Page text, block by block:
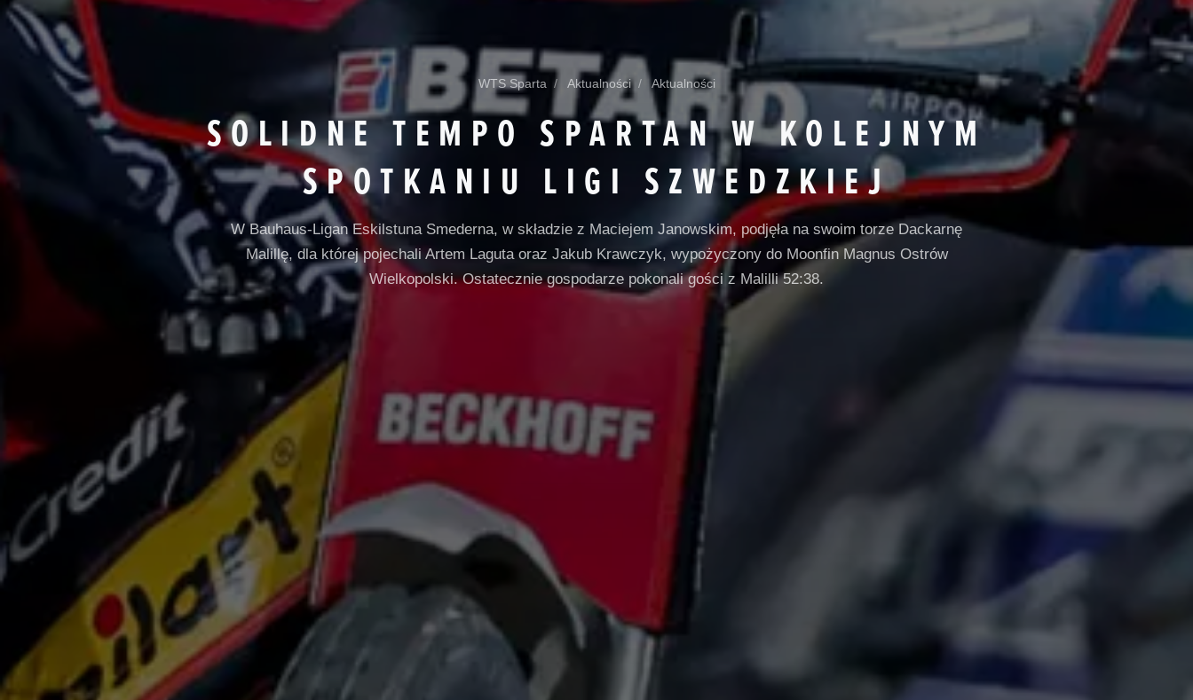
WTS Sparta Aktualności Aktualności
SOLIDNE TEMPO SPARTAN W KOLEJNYM
SPOTKANIU LIGI SZWEDZKIEJ
W Bauhaus-Ligan Eskilstuna Smederna, w składzie z Maciejem Janowskim, podjęła na swoim torze Dackarnę
Malillę, dla której pojechali Artem Laguta oraz Jakub Krawczyk, wypożyczony do Moonfin Magnus Ostrów
Wielkopolski. Ostatecznie gospodarze pokonali gości z Malilli 52:38.